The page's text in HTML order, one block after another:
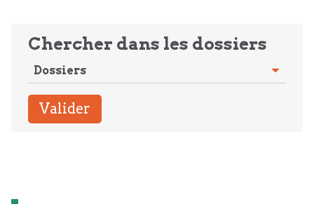
Chercher dans les dossiers